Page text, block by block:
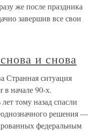
же после праздника
завершив все свои
и снова
Странная ситуация
в начале 90-х.
тому назад спасли
решения —
федеральным